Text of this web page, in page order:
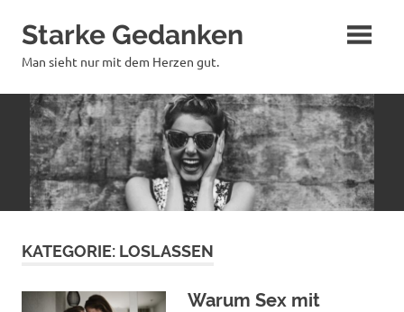
Inhalt
springen
Starke Gedanken
Man sieht nur mit dem Herzen gut.
KATEGORIE: LOSLASSEN
Warum Sex mit